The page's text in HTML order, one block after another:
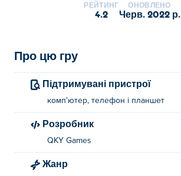
РЕЙТИНГ
4.2
ОНОВЛЕНО
черв. 2022 р.
Про цю гру
Підтримувані пристрої
комп'ютер, телефон і планшет
Розробник
QKY Games
Жанр